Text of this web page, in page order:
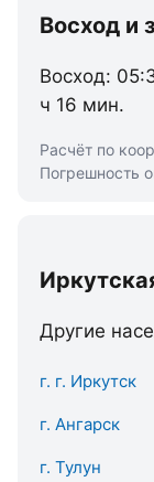
Восход и
Восход:
ч 16 мин.
Расчёт по
Погрешность
Другие
г. г. Иркутск
г. Ангарск
г. Тулун